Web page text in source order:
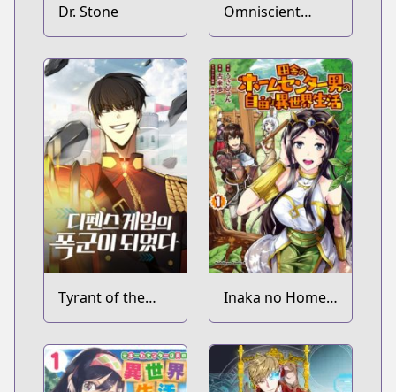
Dr. Stone
Omniscient
Reader's
Viewpoint
Tyrant of the
Tower Defense
Game
Inaka no Home
Center Otoko no
Jiyuu na Isekai
Seikatsu